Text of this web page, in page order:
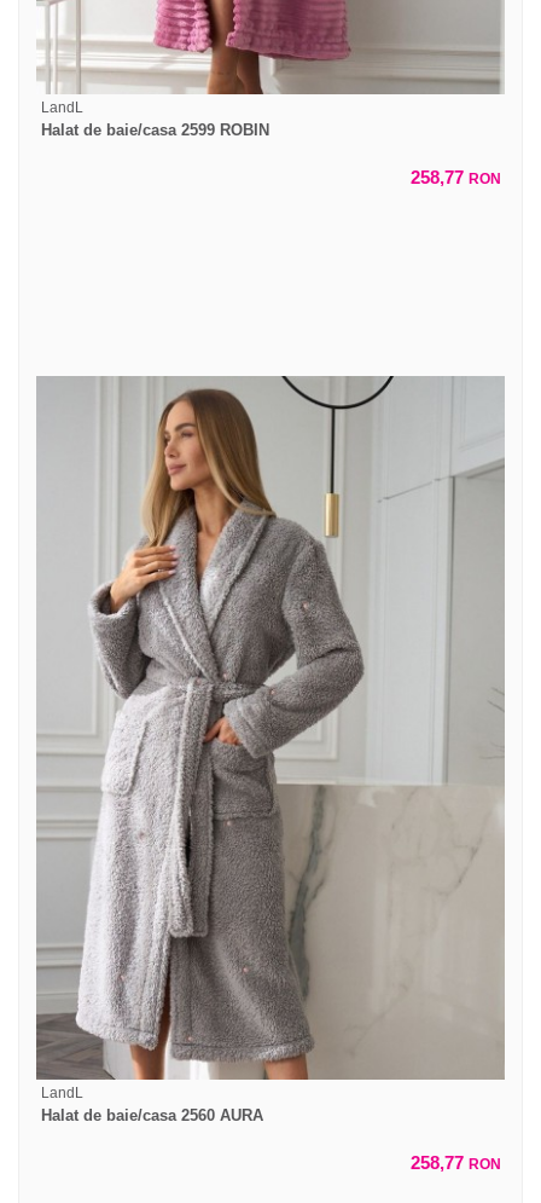
LandL
Halat de baie/casa 2599 ROBIN
258,77 RON
LandL
Halat de baie/casa 2560 AURA
258,77 RON